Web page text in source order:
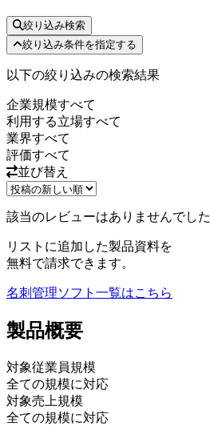
絞り込み検索
絞り込み条件を指定する
以下の絞り込みの検索結果
企業規模すべて
利用する立場すべて
業界すべて
評価すべて
並び替え
該当のレビューはありませんでした
リストに追加した製品資料を
無料で請求できます。
名刺管理ソフト 一覧はこちら
製品概要
対象従業員規模
全ての規模に対応
対象売上規模
全ての規模に対応